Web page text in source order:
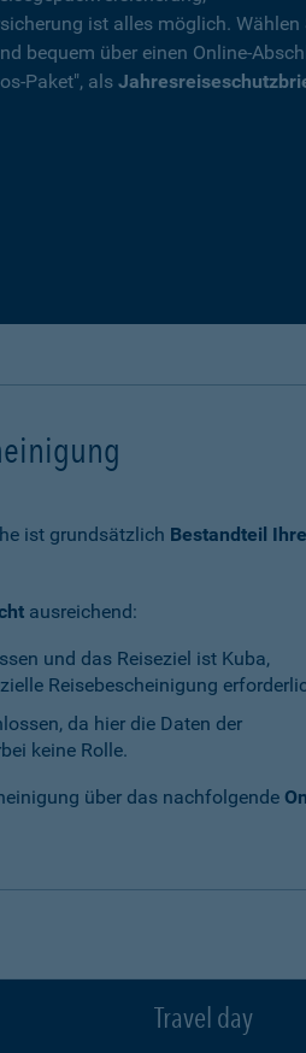
ist alles möglich. Wählen
bequem über einen Online-
Paket", als
ist grundsätzlich Bestandteil
ausreichend:
und das Reiseziel ist Kuba,
Reisebescheinigung
da hier die Daten der
keine Rolle.
über das nachfolgende
Travel day